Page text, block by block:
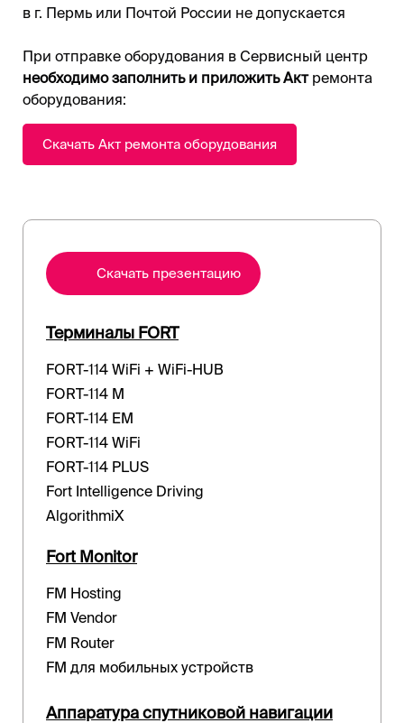
Cкачать презентацию
Терминалы FORT
FORT-114 WiFi + WiFi-HUB
FORT-114 M
FORT-114 EM
FORT-114 WiFi
FORT-114 PLUS
Fort Intelligence Driving
AlgorithmiX
Fort Monitor
FM Hosting
FM Vendor
FM Router
FM для мобильных устройств
Аппаратура спутниковой навигации
в г. Пермь или Почтой России не допускается
При отправке оборудования в Сервисный центр
необходимо заполнить и приложить Актремонта
оборудования:
Скачать Акт ремонта оборудования